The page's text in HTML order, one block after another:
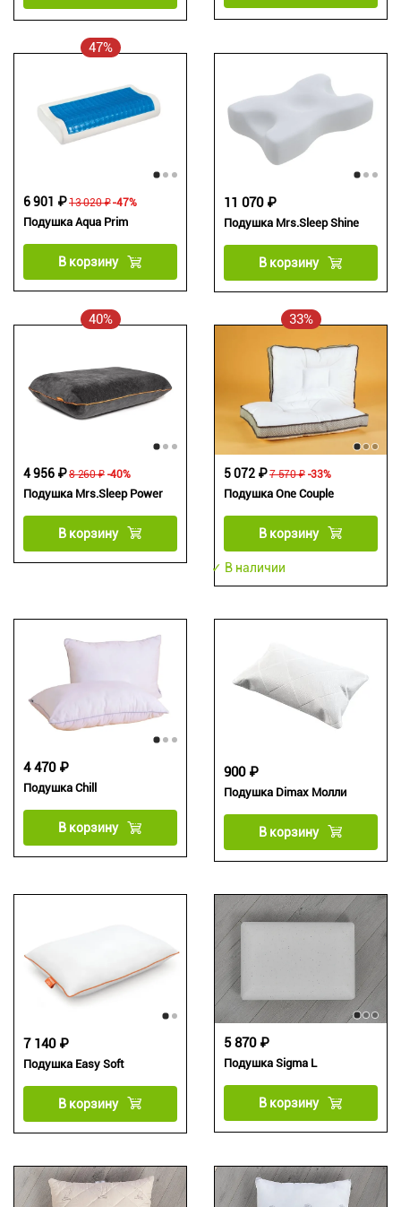
47%
Подушка Aqua Prim
13 020 ₽
6 901 ₽ -47%
В корзину
Подушка Mrs.Sleep Shine
11 070 ₽
В корзину
40%
Подушка Mrs.Sleep Power
8 260 ₽
4 956 ₽ -40%
В корзину
33%
Подушка One Couple
7 570 ₽
5 072 ₽ -33%
В корзину
✓ В наличии
Подушка Chill
4 470 ₽
В корзину
Подушка Dimax Молли
900 ₽
В корзину
Подушка Easy Soft
7 140 ₽
В корзину
Подушка Sigma L
5 870 ₽
В корзину